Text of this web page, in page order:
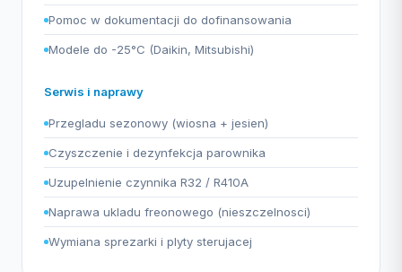
Pomoc w dokumentacji do dofinansowania
Modele do -25°C (Daikin, Mitsubishi)
Serwis i naprawy
Przegladu sezonowy (wiosna + jesien)
Czyszczenie i dezynfekcja parownika
Uzupelnienie czynnika R32 / R410A
Naprawa ukladu freonowego (nieszczelnosci)
Wymiana sprezarki i plyty sterujacej